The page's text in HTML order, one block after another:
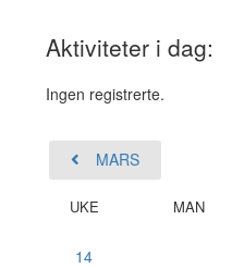
Aktiviteter i dag:
Ingen registrerte.
MARS
UKE MAN
14